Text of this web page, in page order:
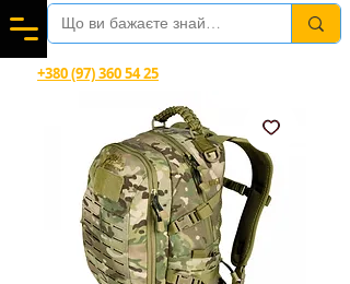
+380 (97) 360 54 25